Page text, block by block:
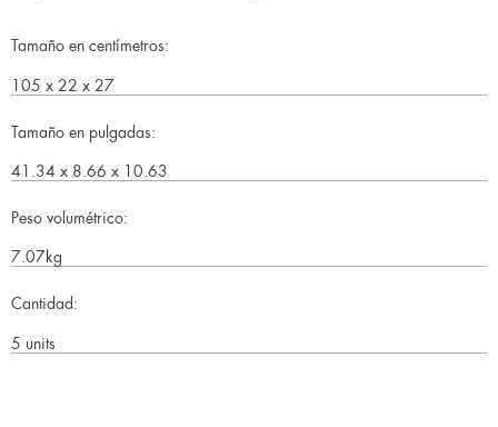
Tamaño en centímetros:
105 x 22 x 27
Tamaño en pulgadas:
41.34 x 8.66 x 10.63
Peso volumétrico:
7.07kg
Cantidad:
5 units